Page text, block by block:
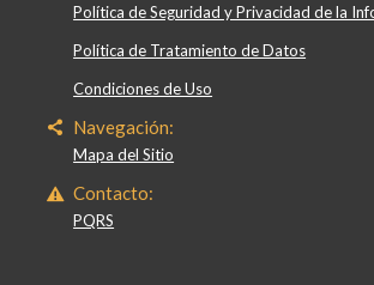
Política de Seguridad y Privacidad de la
Política de Tratamiento de Datos
Condiciones de Uso
Navegación:
Mapa del Sitio
Contacto:
PQRS